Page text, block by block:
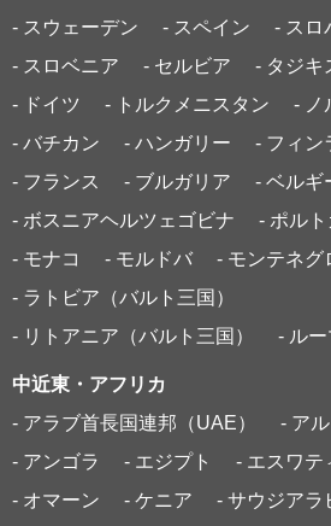
- スウェーデン
- スペイン
- スロ
- スロベニア
- セルビア - タジキ
- ドイツ
- トルクメニスタン
- ノ
- バチカン
- ハンガリー
- フィン
- フランス
- ブルガリア - ベルギ
- ボスニアヘルツェゴビナ
- ポル
- モナコ
- モルドバ
- モンテネグ
- ラトビア（バルト三国）
- リトアニア（バルト三国）
- ル
中近東・アフリカ
- アラブ首長国連邦（UAE）
- ア
- アンゴラ
- エジプト
- エスワテ
- オマーン
- ケニア - サウジアラ